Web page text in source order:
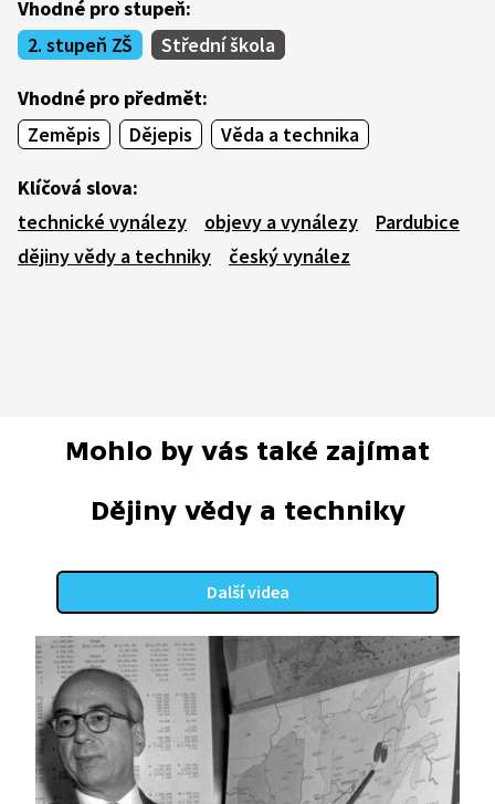
Vhodné pro stupeň:
2. stupeň ZŠ
Střední škola
Vhodné pro předmět:
Zeměpis
Dějepis Věda a technika
Klíčová slova:
technické vynálezy
objevy a vynálezy
Pardubice
dějiny vědy a techniky
český vynález
Mohlo by vás také zajímat
Dějiny vědy a techniky
Další videa